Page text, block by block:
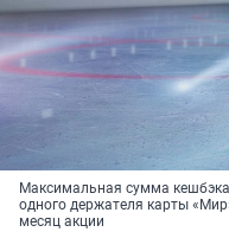
Максимальная сумма
одного держателя карты
месяц акции